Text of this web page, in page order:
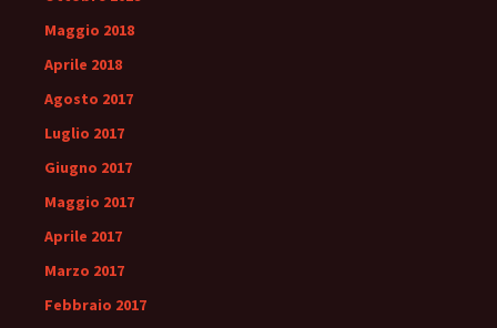
Maggio 2018
Aprile 2018
Agosto 2017
Luglio 2017
Giugno 2017
Maggio 2017
Aprile 2017
Marzo 2017
Febbraio 2017